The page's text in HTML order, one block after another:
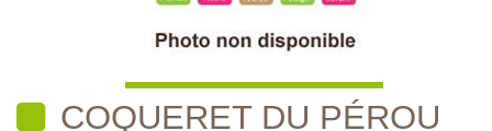
COQUERET DU PÉROU